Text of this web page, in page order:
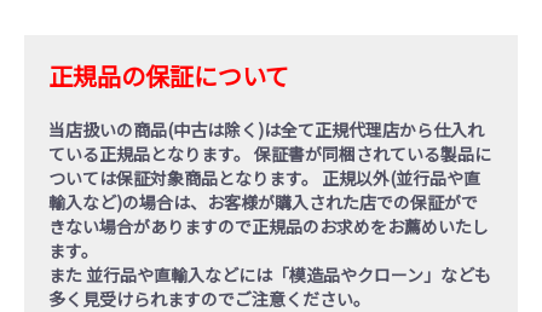
正規品の保証について
当店扱いの商品(中古は除く)は全て正規代理店から仕入れ
ている正規品となります。 保証書が同梱されている製品に
ついては保証対象商品となります。 正規以外(並行品や直
輸入など)の場合は、お客様が購入された店での保証がで
きない場合がありますので正規品のお求めをお薦めいたし
ます。
また 並行品や直輸入などには「模造品やクローン」なども
多く見受けられますのでご注意ください。